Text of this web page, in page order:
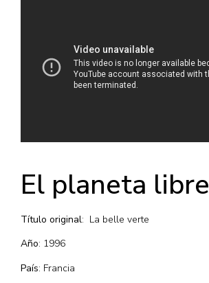
El planeta libre
Título original: La belle verte
Año: 1996
País: Francia